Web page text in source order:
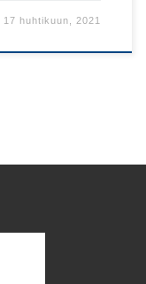
17 huhtikuun, 2021